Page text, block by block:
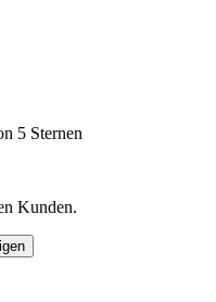
5 Sternen
Kunden.